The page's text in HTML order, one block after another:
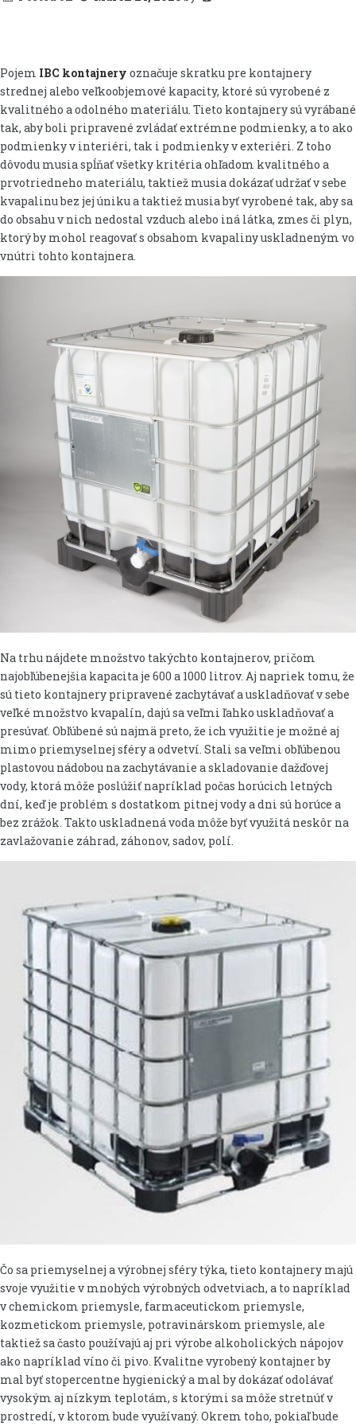
Pojem IBC kontajnery označuje skratku pre kontajnery
strednej alebo veľkoobjemové kapacity, ktoré sú vyrobené z
kvalitného a odolného materiálu. Tieto kontajnery sú vyrábané
tak, aby boli pripravené zvládať extrémne podmienky, a to ako
podmienky v interiéri, tak i podmienky v exteriéri. Z toho
dôvodu musia spĺňať všetky kritéria ohľadom kvalitného a
prvotriedneho materiálu, taktiež musia dokázať udržať v sebe
kvapalinu bez jej úniku a taktiež musia byť vyrobené tak, aby sa
do obsahu v nich nedostal vzduch alebo iná látka, zmes či plyn,
ktorý by mohol reagovať s obsahom kvapaliny uskladneným vo
vnútri tohto kontajnera.
Na trhu nájdete množstvo takýchto kontajnerov, pričom
najobľúbenejšia kapacita je 600 a 1000 litrov. Aj napriek tomu, že
sú tieto kontajnery pripravené zachytávať a uskladňovať v sebe
veľké množstvo kvapalín, dajú sa veľmi ľahko uskladňovať a
presúvať. Obľúbené sú najmä preto, že ich využitie je možné aj
mimo priemyselnej sféry a odvetví. Stali sa veľmi obľúbenou
plastovou nádobou na zachytávanie a skladovanie dažďovej
vody, ktorá môže poslúžiť napríklad počas horúcich letných
dní, keď je problém s dostatkom pitnej vody a dni sú horúce a
bez zrážok. Takto uskladnená voda môže byť využitá neskôr na
zavlažovanie záhrad, záhonov, sadov, polí.
Čo sa priemyselnej a výrobnej sféry týka, tieto kontajnery majú
svoje využitie v mnohých výrobných odvetviach, a to napríklad
v chemickom priemysle, farmaceutickom priemysle,
kozmetickom priemysle, potravinárskom priemysle, ale
taktiež sa často používajú aj pri výrobe alkoholických nápojov
ako napríklad víno či pivo. Kvalitne vyrobený kontajner by
mal byť stopercentne hygienický a mal by dokázať odolávať
vysokým aj nízkym teplotám, s ktorými sa môže stretnúť v
prostredí, v ktorom bude využívaný. Okrem toho, pokiaľ bude